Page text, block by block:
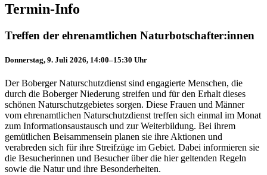
Termin-Info
Treffen der ehrenamtlichen Naturbotschafter:innen
Donnerstag, 9. Juli 2026, 14:00–15:30 Uhr
Der Boberger Naturschutzdienst sind engagierte Menschen, die
durch die Boberger Niederung streifen und für den Erhalt dieses
schönen Naturschutzgebietes sorgen. Diese Frauen und Männer
vom ehrenamtlichen Naturschutzdienst treffen sich einmal im Monat
zum Informationsaustausch und zur Weiterbildung. Bei ihrem
gemütlichen Beisammensein planen sie ihre Aktionen und
verabreden sich für ihre Streifzüge im Gebiet. Dabei informieren sie
die Besucherinnen und Besucher über die hier geltenden Regeln
sowie die Natur und ihre Besonderheiten.